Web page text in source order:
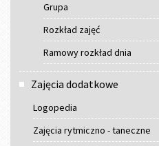
Grupa
Rozkład zajęć
Ramowy rozkład dnia
Zajęcia dodatkowe
Logopedia
Zajęcia rytmiczno - taneczne